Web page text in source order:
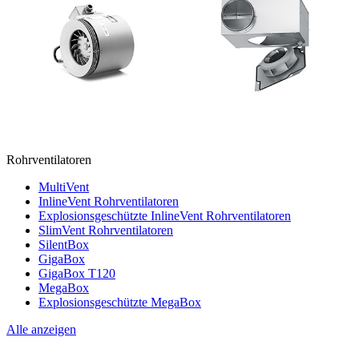
Rohrventilatoren
MultiVent
InlineVent Rohrventilatoren
Explosionsgeschützte InlineVent Rohrventilatoren
SlimVent Rohrventilatoren
SilentBox
GigaBox
GigaBox T120
MegaBox
Explosionsgeschützte MegaBox
Alle anzeigen